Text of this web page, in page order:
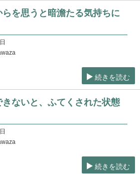
を思うと暗澹たる気持ちに
続きを読む
ないと、ふてくされた状態
続きを読む